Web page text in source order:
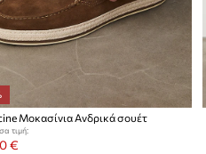
Μοκασίνια Ανδρικά σουέτ
τιμή:
€